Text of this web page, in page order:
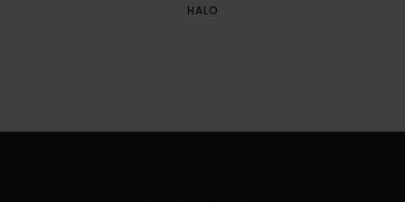
HALO